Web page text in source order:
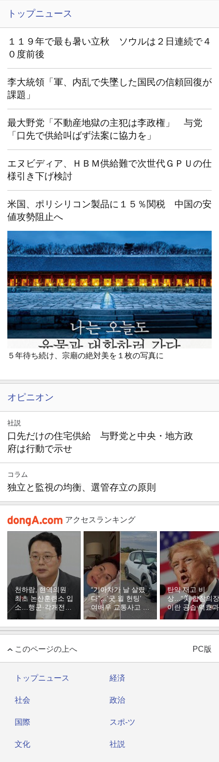
トップニュース
１１９年で最も暑い立秋 ソウルは２日連続で４
０度前後
李大統領「軍、内乱で失墜した国民の信頼回復が
課題」
最大野党「不動産地獄の主犯は李政権」 与党
「口先で供給叫ばず法案に協力を」
エヌビディア、ＨＢＭ供給難で次世代ＧＰＵの仕
様引き下げ検討
米国、ポリシリコン製品に１５％関税 中国の安
値攻勢阻止へ
５年待ち続け、宗廟の絶対美を１枚の写真に
オピニオン
社説
口先だけの住宅供給 与野党と中央・地方政
府は行動で示せ
コラム
独立と監視の均衡、選管存立の原則
アクセスランキング
천하람, 현역의원
최초 논산훈련소 입
소…행군·각개전투
“기아차가 날 살렸
다”…‘굿 윌 헌팅’
여배우 교통사고 후
목숨 구해
탄약 재고 비
상…“美 합참의
이란 공습 역효
출구전략 주장”
このページの上へ PC版
トップニュース 経済
社会 政治
国際 スポ-ツ
文化 社説